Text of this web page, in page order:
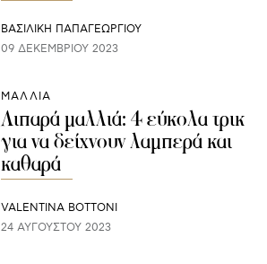
ΒΑΣΙΛΙΚΗ ΠΑΠΑΓΕΩΡΓΙΟΥ
09 ΔΕΚΕΜΒΡΊΟΥ 2023
ΜΑΛΛΙΑ
Λιπαρά μαλλιά: 4 εύκολα τρικ
για να δείχνουν λαμπερά και
καθαρά
VALENTINA BOTTONI
24 ΑΥΓΟΎΣΤΟΥ 2023